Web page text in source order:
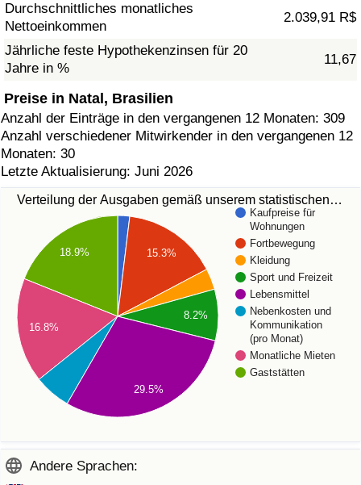
Durchschnittliches monatliches
Nettoeinkommen
2.039,91 R$
Jährliche feste Hypothekenzinsen für 20
Jahre in %
11,67
Preise in Natal, Brasilien
Anzahl der Einträge in den vergangenen 12 Monaten: 309
Anzahl verschiedener Mitwirkender in den vergangenen 12
Monaten: 30
Letzte Aktualisierung: Juni 2026
Verteilung der Ausgaben gemäß unserem statistischen…
Kaufpreise für
Wohnungen
Fortbewegung
Kleidung
Sport und Freizeit
Lebensmittel
Nebenkosten und
Kommunikation
(pro Monat)
Monatliche Mieten
Gaststätten
15.3%
8.2%
18.9%
16.8%
29.5%
Andere Sprachen: